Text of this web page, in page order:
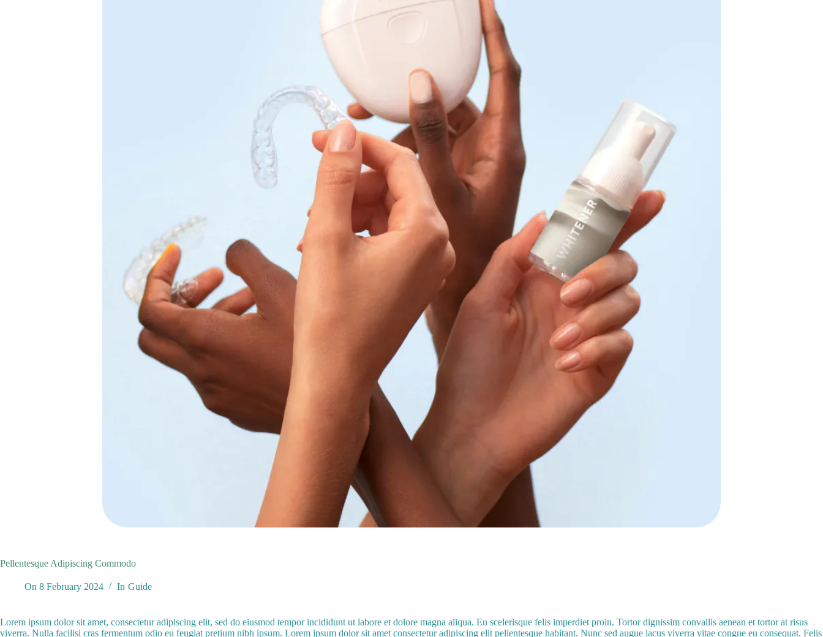
Pellentesque Adipiscing Commodo
On 8 February 2024 In Guide
Lorem ipsum dolor sit amet, consectetur adipiscing elit, sed do eiusmod tempor incididunt ut labore et dolore magna aliqua. Eu scelerisque felis imperdiet proin. Tortor dignissim convallis aenean et tortor at risus
viverra. Nulla facilisi cras fermentum odio eu feugiat pretium nibh ipsum. Lorem ipsum dolor sit amet consectetur adipiscing elit pellentesque habitant. Nunc sed augue lacus viverra vitae congue eu consequat. Felis